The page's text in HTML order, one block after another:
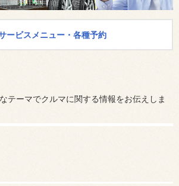
ービスメニュー・各種予約
テーマでクルマに関する情報をお伝えしま